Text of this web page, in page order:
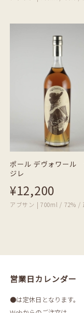
ポール デヴォワール
ジレ
¥12,200
アブサン | 700ml / 72% /
営業日カレンダー
●は定休日となります。